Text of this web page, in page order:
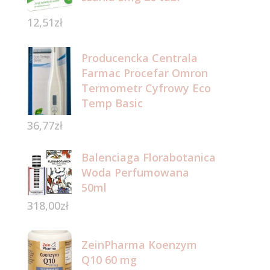
12,51zł
Producencka Centrala
Farmac Procefar Omron
Termometr Cyfrowy Eco
Temp Basic
36,77zł
Balenciaga Florabotanica
Woda Perfumowana
50ml
318,00zł
ZeinPharma Koenzym
Q10 60 mg